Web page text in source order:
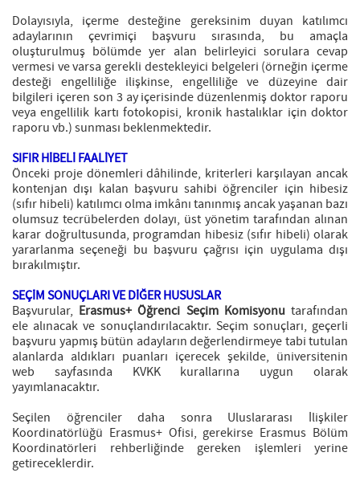
Dolayısıyla, içerme desteğine gereksinim duyan katılımcı
adaylarının çevrimiçi başvuru sırasında, bu amaçla
oluşturulmuş bölümde yer alan belirleyici sorulara cevap
vermesi ve varsa gerekli destekleyici belgeleri (örneğin içerme
desteği engelliliğe ilişkinse, engelliliğe ve düzeyine dair
bilgileri içeren son 3 ay içerisinde düzenlenmiş doktor raporu
veya engellilik kartı fotokopisi, kronik hastalıklar için doktor
raporu vb.) sunması beklenmektedir.
SIFIR HİBELİ FAALİYET
Önceki proje dönemleri dâhilinde, kriterleri karşılayan ancak
kontenjan dışı kalan başvuru sahibi öğrenciler için hibesiz
(sıfır hibeli) katılımcı olma imkânı tanınmış ancak yaşanan bazı
olumsuz tecrübelerden dolayı, üst yönetim tarafından alınan
karar doğrultusunda, programdan hibesiz (sıfır hibeli) olarak
yararlanma seçeneği bu başvuru çağrısı için uygulama dışı
bırakılmıştır.
SEÇİM SONUÇLARI VE DİĞER HUSUSLAR
Başvurular, Erasmus+ Öğrenci Seçim Komisyonutarafından
ele alınacak ve sonuçlandırılacaktır. Seçim sonuçları, geçerli
başvuru yapmış bütün adayların değerlendirmeye tabi tutulan
alanlarda aldıkları puanları içerecek şekilde, üniversitenin
web sayfasında KVKK kurallarına uygun olarak
yayımlanacaktır.
Seçilen öğrenciler daha sonra Uluslararası İlişkiler
Koordinatörlüğü Erasmus+ Ofisi, gerekirse Erasmus Bölüm
Koordinatörleri rehberliğinde gereken işlemleri yerine
getireceklerdir.